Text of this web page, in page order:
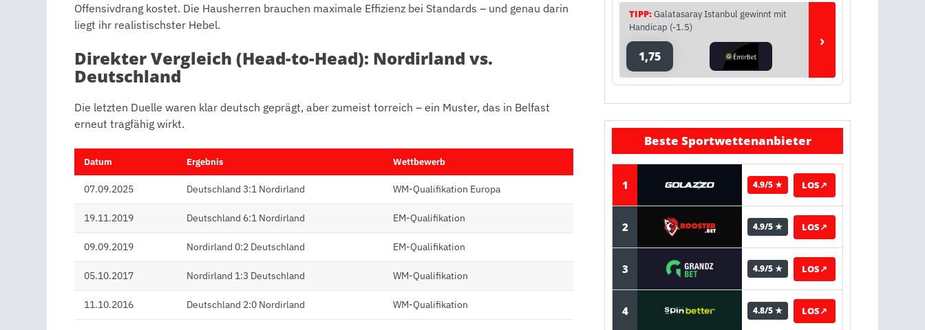
Offensivdrang kostet. Die Hausherren brauchen maximale Effizienz bei Standards – und genau darin
liegt ihr realistischster Hebel.
Direkter Vergleich (Head-to-Head): Nordirland vs.
Deutschland
Die letzten Duelle waren klar deutsch geprägt, aber zumeist torreich – ein Muster, das in Belfast
erneut tragfähig wirkt.
Datum Ergebnis Wettbewerb
07.09.2025 Deutschland 3:1 Nordirland WM-Qualifikation Europa
19.11.2019 Deutschland 6:1 Nordirland EM-Qualifikation
09.09.2019 Nordirland 0:2 Deutschland EM-Qualifikation
05.10.2017 Nordirland 1:3 Deutschland WM-Qualifikation
11.10.2016 Deutschland 2:0 Nordirland WM-Qualifikation
TIPP:Galatasaray Istanbul gewinnt mit
Handicap (-1.5)
1,75
›
Beste Sportwettenanbieter
1 4.9/5 ★ LOS↗
2 4.9/5 ★ LOS↗
3 4.9/5 ★ LOS↗
4 4.8/5 ★ LOS↗